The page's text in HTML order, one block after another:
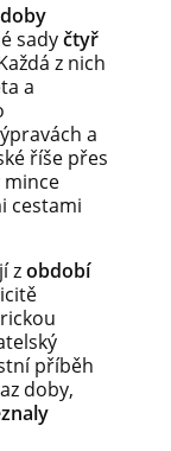
sadyčtyř
z nich
a
a
říše přes
mince
cestami
zobdobí
příběh
doby,